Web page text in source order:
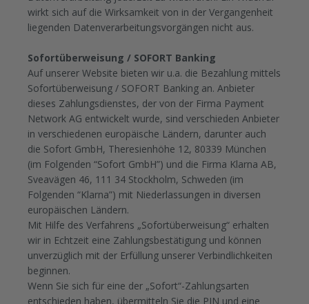
wirkt sich auf die Wirksamkeit von in der Vergangenheit
liegenden Datenverarbeitungsvorgängen nicht aus.
Sofortüberweisung / SOFORT Banking
Auf unserer Website bieten wir u.a. die Bezahlung mittels
Sofortüberweisung / SOFORT Banking an. Anbieter
dieses Zahlungsdienstes, der von der Firma Payment
Network AG entwickelt wurde, sind verschieden Anbieter
in verschiedenen europäische Ländern, darunter auch
die Sofort GmbH, Theresienhöhe 12, 80339 München
(im Folgenden “Sofort GmbH”) und die Firma Klarna AB,
Sveavägen 46, 111 34 Stockholm, Schweden (im
Folgenden “Klarna”) mit Niederlassungen in diversen
europäischen Ländern.
Mit Hilfe des Verfahrens „Sofortüberweisung“ erhalten
wir in Echtzeit eine Zahlungsbestätigung und können
unverzüglich mit der Erfüllung unserer Verbindlichkeiten
beginnen.
Wenn Sie sich für eine der „Sofort“-Zahlungsarten
entschieden haben, übermitteln Sie die PIN und eine